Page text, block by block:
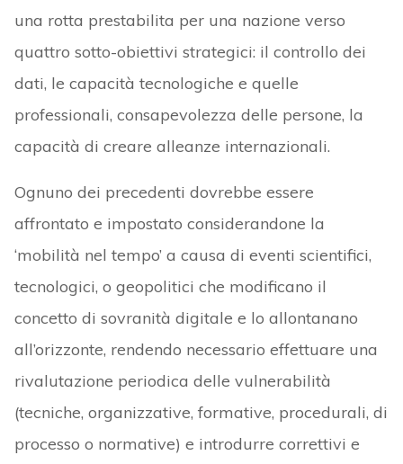
una rotta prestabilita per una nazione verso
quattro sotto-obiettivi strategici: il controllo dei
dati, le capacità tecnologiche e quelle
professionali, consapevolezza delle persone, la
capacità di creare alleanze internazionali.
Ognuno dei precedenti dovrebbe essere
affrontato e impostato considerandone la
‘mobilità nel tempo’ a causa di eventi scientifici,
tecnologici, o geopolitici che modificano il
concetto di sovranità digitale e lo allontanano
all’orizzonte, rendendo necessario effettuare una
rivalutazione periodica delle vulnerabilità
(tecniche, organizzative, formative, procedurali, di
processo o normative) e introdurre correttivi e